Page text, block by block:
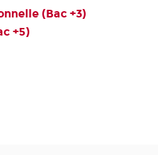
(Bac +3)
+5)